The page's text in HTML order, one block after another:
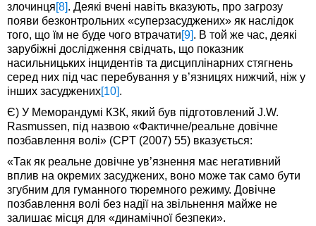
злочинця [8] . Деякі вчені навіть вказують, про загрозу
появи безконтрольних «суперзасуджених» як наслідок
того, що їм не буде чого втрачати [9] . В той же час, деякі
зарубіжні дослідження свідчать, що показник
насильницьких інцидентів та дисциплінарних стягнень
серед них під час перебування у в’язницях нижчий, ніж у
інших засуджених [10] .
Є) У Меморандумі КЗК, який був підготовлений J.W.
Rasmussen, під назвою «Фактичне/реальне довічне
позбавлення волі» (CPT (2007) 55) вказується:
«Так як реальне довічне ув’язнення має негативний
вплив на окремих засуджених, воно може так само бути
згубним для гуманного тюремного режиму. Довічне
позбавлення волі без надії на звільнення майже не
залишає місця для «динамічної безпеки».